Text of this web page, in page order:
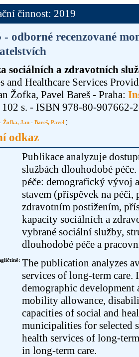
činnost: 2019
- odborné recenzované
sociálních a zdravotních
and Healthcare Services
Žofka, Pavel Bareš - Praha:
102 s. - ISBN 978-80-907662-
- Žofka, Jan - Bareš, Pavel ]
odkaz
Publikace analyzuje
službách dlouhodobé
péče: demografický vývoj
stavem (příspěvek na
zdravotním postižením,
kapacity sociálních a
vybrané sociální služby,
dlouhodobé péče a
The publication analyzes
services of long-term care.
demographic development
mobility allowance,
capacities of social and
municipalities for selected
health services of long-
in long-term care.